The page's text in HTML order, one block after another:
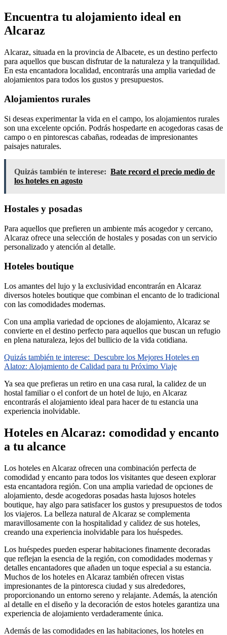
Encuentra tu alojamiento ideal en
Alcaraz
Alcaraz, situada en la provincia de Albacete, es un destino perfecto
para aquellos que buscan disfrutar de la naturaleza y la tranquilidad.
En esta encantadora localidad, encontrarás una amplia variedad de
alojamientos para todos los gustos y presupuestos.
Alojamientos rurales
Si deseas experimentar la vida en el campo, los alojamientos rurales
son una excelente opción. Podrás hospedarte en acogedoras casas de
campo o en pintorescas cabañas, rodeadas de impresionantes
paisajes naturales.
Quizás también te interese: Bate record el precio medio de
los hoteles en agosto
Hostales y posadas
Para aquellos que prefieren un ambiente más acogedor y cercano,
Alcaraz ofrece una selección de hostales y posadas con un servicio
personalizado y atención al detalle.
Hoteles boutique
Los amantes del lujo y la exclusividad encontrarán en Alcaraz
diversos hoteles boutique que combinan el encanto de lo tradicional
con las comodidades modernas.
Con una amplia variedad de opciones de alojamiento, Alcaraz se
convierte en el destino perfecto para aquellos que buscan un refugio
en plena naturaleza, lejos del bullicio de la vida cotidiana.
Quizás también te interese: Descubre los Mejores Hoteles en
Alatoz: Alojamiento de Calidad para tu Próximo Viaje
Ya sea que prefieras un retiro en una casa rural, la calidez de un
hostal familiar o el confort de un hotel de lujo, en Alcaraz
encontrarás el alojamiento ideal para hacer de tu estancia una
experiencia inolvidable.
Hoteles en Alcaraz: comodidad y encanto
a tu alcance
Los hoteles en Alcaraz ofrecen una combinación perfecta de
comodidad y encanto para todos los visitantes que deseen explorar
esta encantadora región. Con una amplia variedad de opciones de
alojamiento, desde acogedoras posadas hasta lujosos hoteles
boutique, hay algo para satisfacer los gustos y presupuestos de todos
los viajeros. La belleza natural de Alcaraz se complementa
maravillosamente con la hospitalidad y calidez de sus hoteles,
creando una experiencia inolvidable para los huéspedes.
Los huéspedes pueden esperar habitaciones finamente decoradas
que reflejan la esencia de la región, con comodidades modernas y
detalles encantadores que añaden un toque especial a su estancia.
Muchos de los hoteles en Alcaraz también ofrecen vistas
impresionantes de la pintoresca ciudad y sus alrededores,
proporcionando un entorno sereno y relajante. Además, la atención
al detalle en el diseño y la decoración de estos hoteles garantiza una
experiencia de alojamiento verdaderamente única.
Además de las comodidades en las habitaciones, los hoteles en